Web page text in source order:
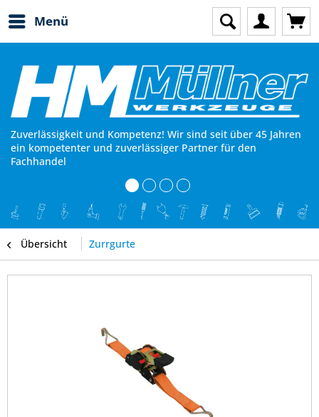
Menü
Zuverlässigkeit und Kompetenz! Wir sind seit über 45 Jahren
ein kompetenter und zuverlässiger Partner für den
Fachhandel
Übersicht Zurrgurte